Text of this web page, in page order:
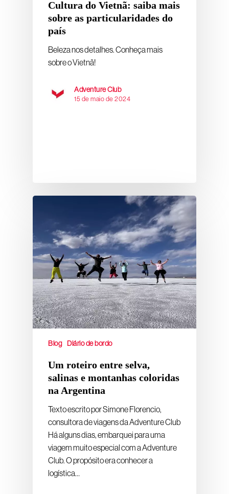
Cultura do Vietnã: saiba mais
sobre as particularidades do
país
Beleza nos detalhes. Conheça mais
sobre o Vietnã!
Adventure Club
15 de maio de 2024
Blog Diário de bordo
Um roteiro entre selva,
salinas e montanhas coloridas
na Argentina
Texto escrito por Simone Florencio,
consultora de viagens da Adventure Club
Há alguns dias, embarquei para uma
viagem muito especial com a Adventure
Club. O propósito era conhecer a
logística…